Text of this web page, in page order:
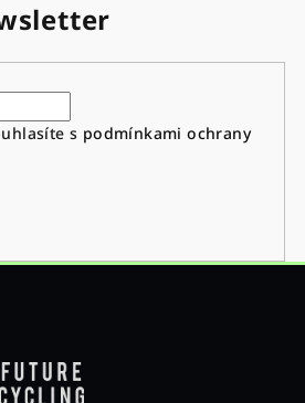
s podmínkami ochrany